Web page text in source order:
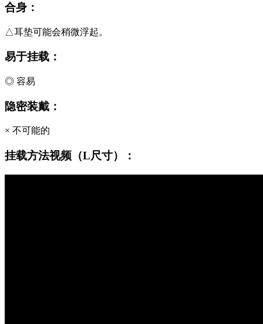
合身：
△耳垫可能会稍微浮起。
易于挂载：
◎ 容易
隐密装戴：
× 不可能的
挂载方法视频（L尺寸）：